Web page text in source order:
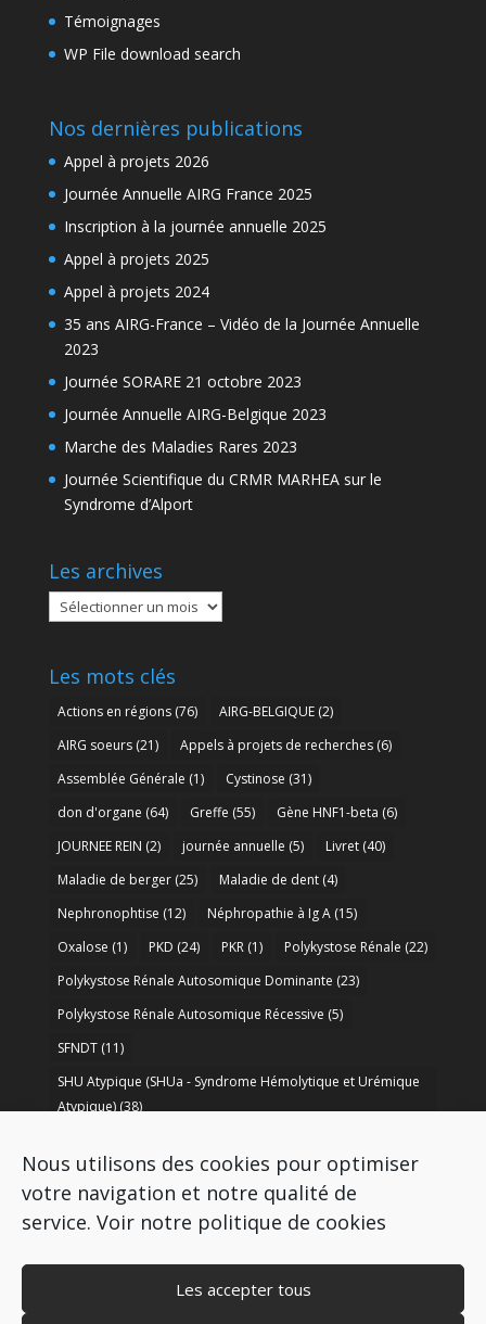
Nous utilisons des cookies pour optimiser
votre navigation et notre qualité de
service. Voir notre politique de cookies
Les accepter tous
Témoignages
WP File download search
Nos dernières publications
Appel à projets 2026
Journée Annuelle AIRG France 2025
Inscription à la journée annuelle 2025
Appel à projets 2025
Appel à projets 2024
35 ans AIRG-France – Vidéo de la Journée Annuelle
2023
Journée SORARE 21 octobre 2023
Journée Annuelle AIRG-Belgique 2023
Marche des Maladies Rares 2023
Journée Scientifique du CRMR MARHEA sur le
Syndrome d’Alport
Les archives
Les
archives
Les mots clés
Actions en régions(76) AIRG-BELGIQUE(2)
AIRG soeurs(21) Appels à projets de recherches(6)
Assemblée Générale (1) Cystinose (31)
don d'organe (64) Greffe (55) Gène HNF1-beta (6)
JOURNEE REIN (2) journée annuelle (5) Livret(40)
Maladie de berger(25) Maladie de dent(4)
Nephronophtise (12) Néphropathie à Ig A(15)
Oxalose (1) PKD (24) PKR(1) Polykystose Rénale (22)
Polykystose Rénale Autosomique Dominante (23)
Polykystose Rénale Autosomique Récessive (5)
SFNDT(11)
SHU Atypique (SHUa - Syndrome Hémolytique et Urémique
Atypique)(38)
Syndrome de Bartter(8) Syndrome d’Alport(37)